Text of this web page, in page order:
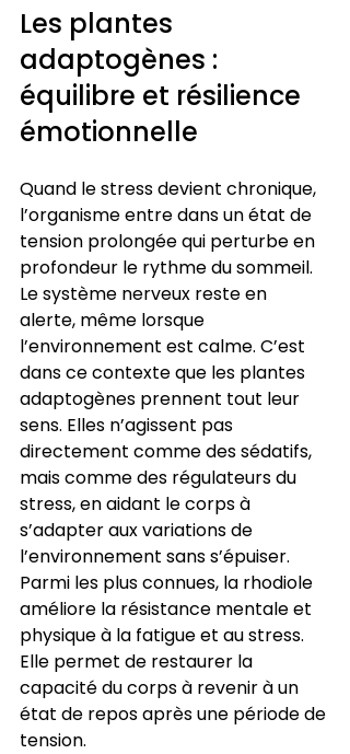
Les plantes
adaptogènes :
équilibre et résilience
émotionnelle
Quand le stress devient chronique,
l’organisme entre dans un état de
tension prolongée qui perturbe en
profondeur le rythme du sommeil.
Le système nerveux reste en
alerte, même lorsque
l’environnement est calme. C’est
dans ce contexte que les plantes
adaptogènes prennent tout leur
sens. Elles n’agissent pas
directement comme des sédatifs,
mais comme des régulateurs du
stress, en aidant le corps à
s’adapter aux variations de
l’environnement sans s’épuiser.
Parmi les plus connues, la rhodiole
améliore la résistance mentale et
physique à la fatigue et au stress.
Elle permet de restaurer la
capacité du corps à revenir à un
état de repos après une période de
tension.